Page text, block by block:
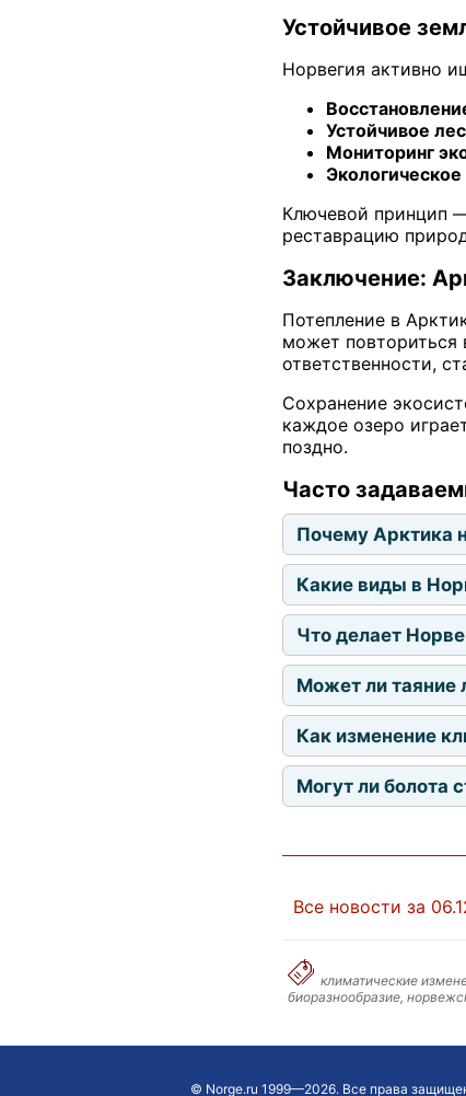
Устойчивое
Норвегия активно
Устойчивое
Мониторинг
Ключевой принцип
реставрацию
Заключение:
Потепление в
может повториться
ответственности,
Сохранение
каждое озеро
поздно.
Часто
Почему Арктика
Какие виды в
Что делает
Может ли таяние
Как изменение
Могут ли болота
Все новости за
климатические
биоразнообразие,
© Norge.ru 1999—2026. Все права